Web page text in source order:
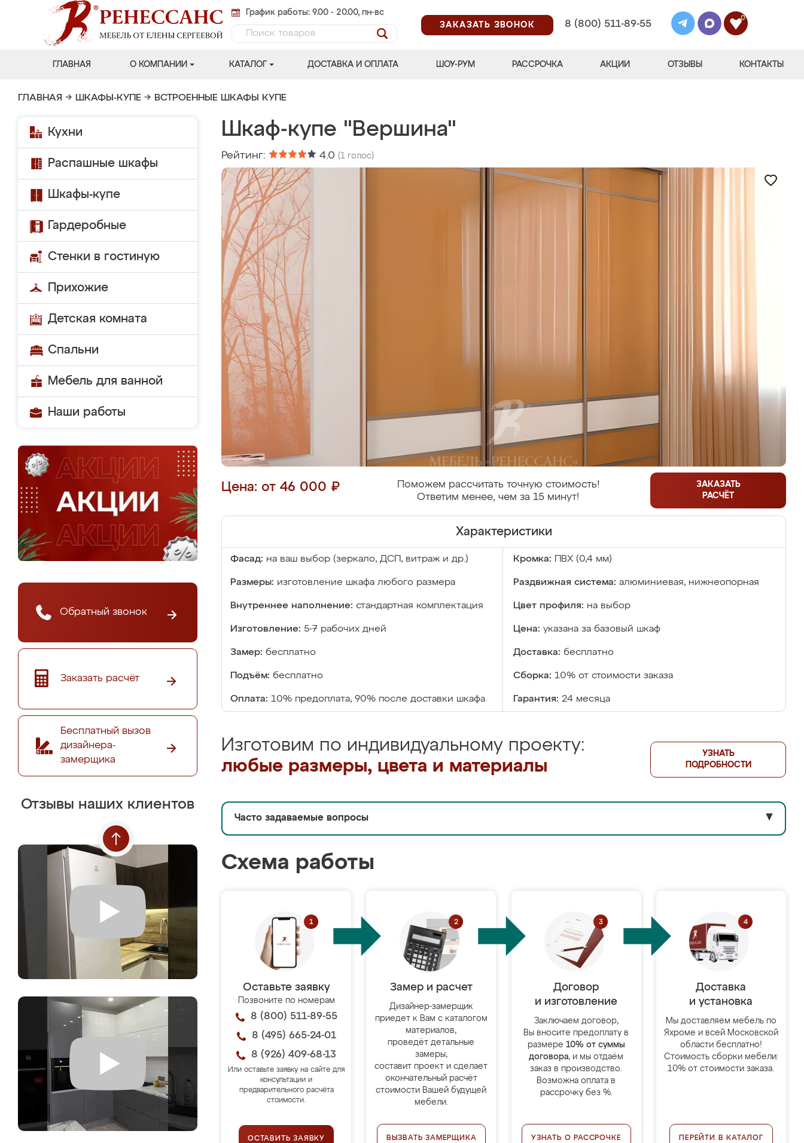
График работы: 9.00 - 20.00, пн-вс
ЗАКАЗАТЬ ЗВОНОК
8 (800) 511-89-55
0
ГЛАВНАЯ О КОМПАНИИ КАТАЛОГ ДОСТАВКА И ОПЛАТА ШОУ-РУМ РАССРОЧКА АКЦИИ ОТЗЫВЫ КОНТАКТЫ
ГЛАВНАЯ → ШКАФЫ-КУПЕ → ВСТРОЕННЫЕ ШКАФЫ КУПЕ
Кухни
Распашные шкафы
Шкафы-купе
Гардеробные
Стенки в гостиную
Прихожие
Детская комната
Спальни
Мебель для ванной
Наши работы
Обратный звонок
Заказать расчёт
Бесплатный вызов
дизайнера-
замерщика
Отзывы наших клиентов
Шкаф-купе "Вершина"
Рейтинг: 4.0 (1 голос)
Цена: от 46 000 ₽
Поможем рассчитать точную стоимость!
Ответим менее, чем за 15 минут!
ЗАКАЗАТЬ
РАСЧЁТ
Характеристики
Фасад: на ваш выбор (зеркало, ДСП, витраж и др.) Кромка: ПВХ (0,4 мм)
Размеры: изготовление шкафа любого размера Раздвижная система: алюминиевая, нижнеопорная
Внутреннее наполнение: стандартная комплектация Цвет профиля: на выбор
Изготовление: 5-7 рабочих дней Цена: указана за базовый шкаф
Замер: бесплатно Доставка: бесплатно
Подъём: бесплатно Сборка: 10% от стоимости заказа
Оплата: 10% предоплата, 90% после доставки шкафа Гарантия: 24 месяца
Изготовим по индивидуальному проекту:
любые размеры, цвета и материалы
УЗНАТЬ
ПОДРОБНОСТИ
Часто задаваемые вопросы ▼
Схема работы
Оставьте заявку
Позвоните по номерам
8 (800) 511-89-55
8 (495) 665-24-01
8 (926) 409-68-13
Или оставьте заявку на сайте для
консультации и
предварительного расчёта
стоимости.
ОСТАВИТЬ ЗАЯВКУ
Замер и расчет
Дизайнер-замерщик
приедет к Вам с каталогом
материалов,
проведёт детальные
замеры,
составит проект и сделает
окончательный расчёт
стоимости Вашей будущей
мебели.
ВЫЗВАТЬ ЗАМЕРЩИКА
Договор
и изготовление
Заключаем договор,
Вы вносите предоплату в
размере 10% от суммы
договора, и мы отдаём
заказ в производство.
Возможна оплата в
рассрочку без %.
УЗНАТЬ О РАССРОЧКЕ
Доставка
и установка
Мы доставляем мебель по
Яхроме и всей Московской
области бесплатно!
Стоимость сборки мебели:
10% от стоимости заказа.
ПЕРЕЙТИ В КАТАЛОГ